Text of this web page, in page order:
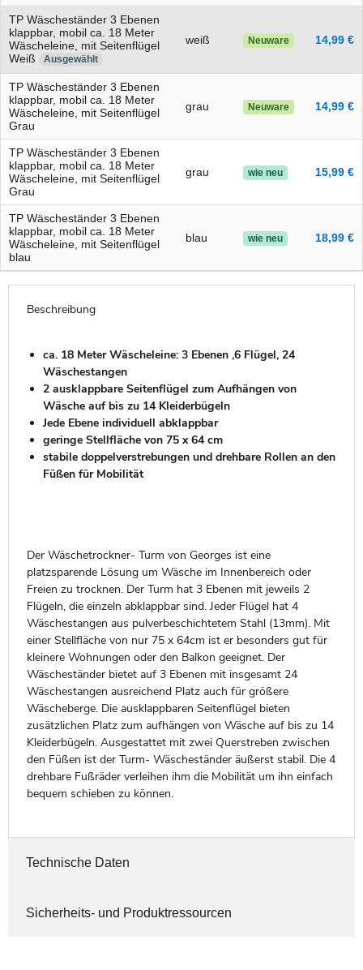
TP Wäscheständer 3 Ebenen
klappbar, mobil ca. 18 Meter
Wäscheleine, mit Seitenflügel
Weiß
Ausgewählt
weiß Neuware 14,99 €
TP Wäscheständer 3 Ebenen
klappbar, mobil ca. 18 Meter
Wäscheleine, mit Seitenflügel
Grau
grau Neuware 14,99 €
TP Wäscheständer 3 Ebenen
klappbar, mobil ca. 18 Meter
Wäscheleine, mit Seitenflügel
Grau
grau wie neu 15,99 €
TP Wäscheständer 3 Ebenen
klappbar, mobil ca. 18 Meter
Wäscheleine, mit Seitenflügel
blau
blau wie neu 18,99 €
Beschreibung
ca. 18 Meter Wäscheleine: 3 Ebenen ,6 Flügel, 24
Wäschestangen
2 ausklappbare Seitenflügel zum Aufhängen von
Wäsche auf bis zu 14 Kleiderbügeln
Jede Ebene individuell abklappbar
geringe Stellfläche von 75 x 64 cm
stabile doppelverstrebungen und drehbare Rollen an den
Füßen für Mobilität
Der Wäschetrockner- Turm von Georges ist eine
platzsparende Lösung um Wäsche im Innenbereich oder
Freien zu trocknen. Der Turm hat 3 Ebenen mit jeweils 2
Flügeln, die einzeln abklappbar sind. Jeder Flügel hat 4
Wäschestangen aus pulverbeschichtetem Stahl (13mm). Mit
einer Stellfläche von nur 75 x 64cm ist er besonders gut für
kleinere Wohnungen oder den Balkon geeignet. Der
Wäscheständer bietet auf 3 Ebenen mit insgesamt 24
Wäschestangen ausreichend Platz auch für größere
Wäscheberge. Die ausklappbaren Seitenflügel bieten
zusätzlichen Platz zum aufhängen von Wäsche auf bis zu 14
Kleiderbügeln. Ausgestattet mit zwei Querstreben zwischen
den Füßen ist der Turm- Wäscheständer äußerst stabil. Die 4
drehbare Fußräder verleihen ihm die Mobilität um ihn einfach
bequem schieben zu können.
Technische Daten
Sicherheits- und Produktressourcen